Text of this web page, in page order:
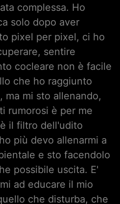
complessa. Ho
solo dopo aver
pixel per pixel, ci ho
sentire
cocleare non è facile
che ho raggiunto
ma mi sto allenando,
rumorosi è per me
il filtro dell'udito
più devo allenarmi a
e sto facendolo
possibile uscita. E'
ad educare il mio
che disturba, che